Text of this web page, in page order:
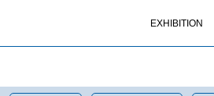
EXHIBITION